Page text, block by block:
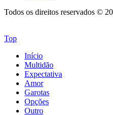
Todos os direitos reservados ©
Top
Início
Multidão
Expectativa
Amor
Garotas
Opções
Outro